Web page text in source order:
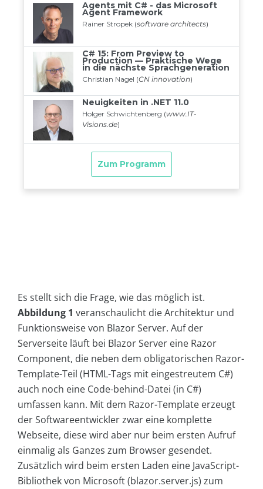
Es stellt sich die Frage, wie das möglich ist.
Abbildung 1 veranschaulicht die Architektur und
Funktionsweise von Blazor Server. Auf der
Serverseite läuft bei Blazor Server eine Razor
Component, die neben dem obligatorischen Razor-
Template-Teil (HTML-Tags mit eingestreutem C#)
auch noch eine Code-behind-Datei (in C#)
umfassen kann. Mit dem Razor-Template erzeugt
der Softwareentwickler zwar eine komplette
Webseite, diese wird aber nur beim ersten Aufruf
einmalig als Ganzes zum Browser gesendet.
Zusätzlich wird beim ersten Laden eine JavaScript-
Bibliothek von Microsoft (blazor.server.js) zum